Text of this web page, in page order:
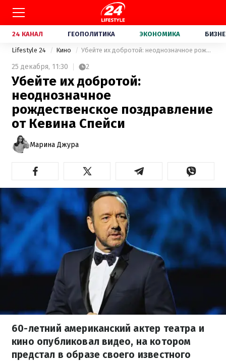
24 КАНАЛ ГЕОПОЛИТИКА ЭКОНОМИКА
Lifestyle 24 Кино Убейте их добротой: неоднозначное рождественское поздравление от Кевина Спейси
25 декабря, 11:30 2
Убейте их добротой:
неоднозначное
рождественское поздравление
от Кевина Спейси
Марина Джура
60-летний американский актер театра и
кино опубликовал видео, на котором
предстал в образе своего известного